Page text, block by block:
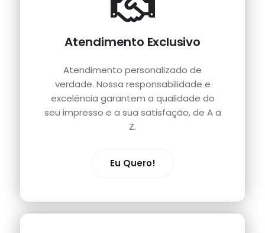
Atendimento Exclusivo
Atendimento personalizado de
verdade. Nossa responsabilidade e
excelência garantem a qualidade do
seu impresso e a sua satisfação, de A a
Z.
Eu Quero!